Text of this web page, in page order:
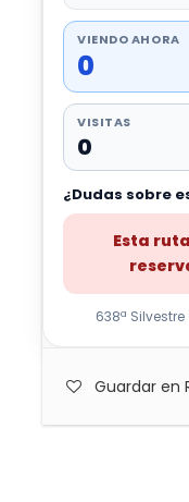
VIENDO AHORA
0
VISITAS
0
¿Dudas sobre
Esta
638ª
Guardar en